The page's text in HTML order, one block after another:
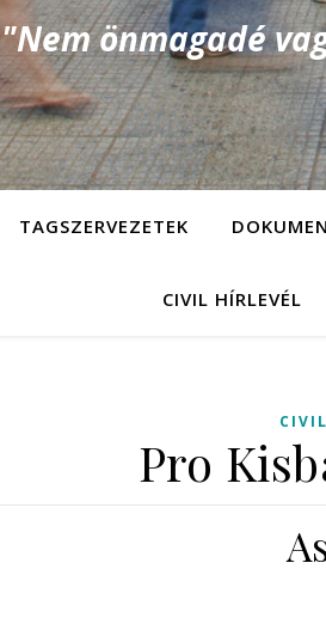
"Nem önmagadé
TAGSZERVEZETEK
CIVIL HÍRLEVÉL
Pro